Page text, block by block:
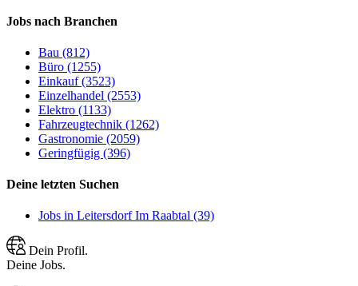
Jobs nach Branchen
Bau (812)
Büro (1255)
Einkauf (3523)
Einzelhandel (2553)
Elektro (1133)
Fahrzeugtechnik (1262)
Gastronomie (2059)
Geringfügig (396)
Deine letzten Suchen
Jobs in Leitersdorf Im Raabtal (39)
Dein Profil.
Deine Jobs.